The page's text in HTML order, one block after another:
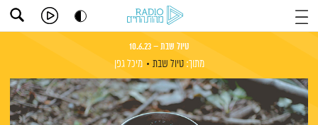
טיול שבת – 10.6.23
מתוך: טיול שבת מיכל גפן